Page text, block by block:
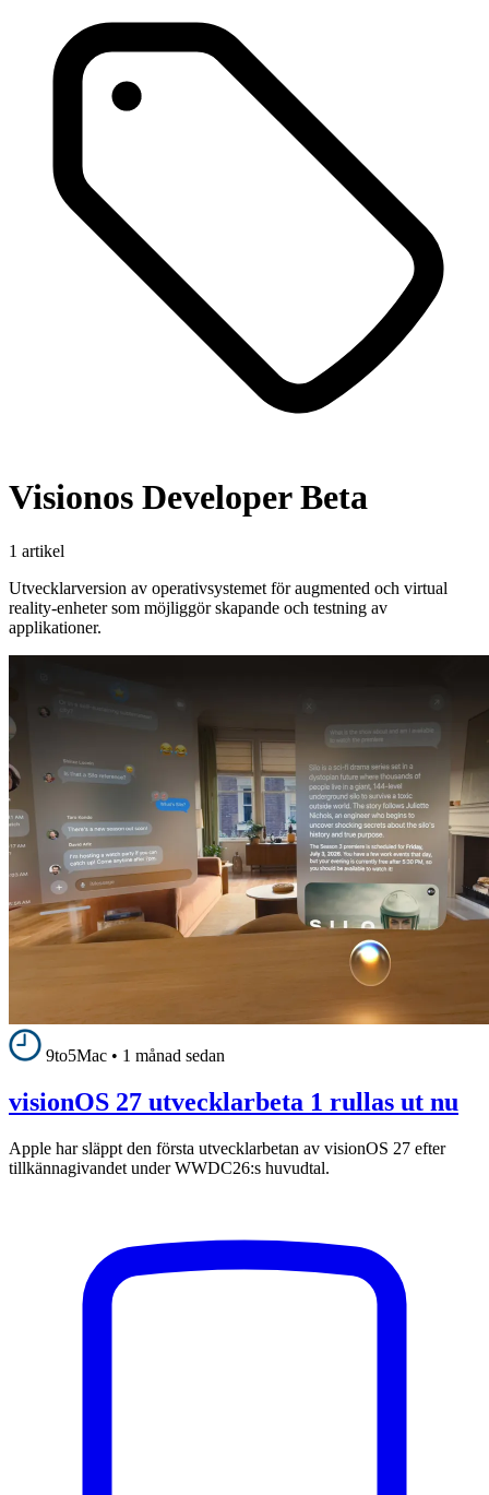
Visionos Developer Beta
1 artikel
Utvecklarversion av operativsystemet för augmented och virtual
reality-enheter som möjliggör skapande och testning av
applikationer.
9to5Mac • 1 månad sedan
visionOS 27 utvecklarbeta 1 rullas ut nu
Apple har släppt den första utvecklarbetan av visionOS 27 efter
tillkännagivandet under WWDC26:s huvudtal.